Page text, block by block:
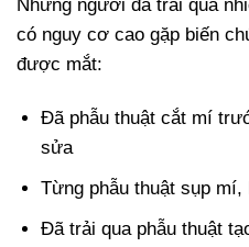
Những người đã trải qua
có nguy cơ cao gặp biến
được mắt:
Đã phẫu thuật cắt mí
sửa
Từng phẫu thuật sụp
Đã trải qua phẫu thuật